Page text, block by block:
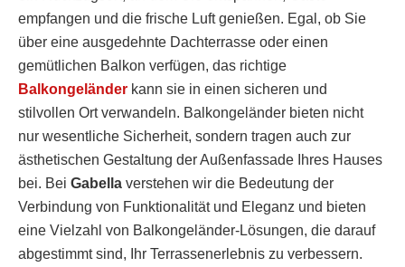
empfangen und die frische Luft genießen. Egal, ob Sie
über eine ausgedehnte Dachterrasse oder einen
gemütlichen Balkon verfügen, das richtige
Balkongeländer kann sie in einen sicheren und
stilvollen Ort verwandeln. Balkongeländer bieten nicht
nur wesentliche Sicherheit, sondern tragen auch zur
ästhetischen Gestaltung der Außenfassade Ihres Hauses
bei. Bei Gabella verstehen wir die Bedeutung der
Verbindung von Funktionalität und Eleganz und bieten
eine Vielzahl von Balkongeländer-Lösungen, die darauf
abgestimmt sind, Ihr Terrassenerlebnis zu verbessern.